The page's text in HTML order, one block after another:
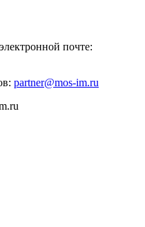
почте:
partner@mos-im.ru